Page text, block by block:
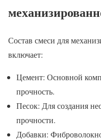
Состав смеси для
включает:
Цемент: Основной
прочность.
Песок: Для создания
прочности.
Добавки: